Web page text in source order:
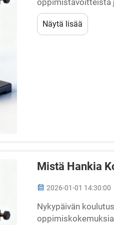
oppimistavoitteista
haasteena valita
Näytä lisää
Mistä Hankia
2026-01-01 14:30:00
Nykypäivän